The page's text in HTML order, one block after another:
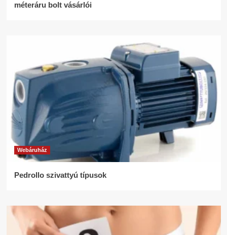
méteráru bolt vásárlói
Webáruház
Pedrollo szivattyú típusok